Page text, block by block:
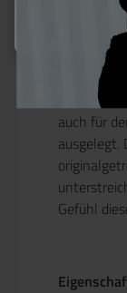
Speziell
exakte
auch für
ausgelegt.
Gefühl